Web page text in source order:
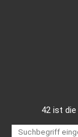
42 ist